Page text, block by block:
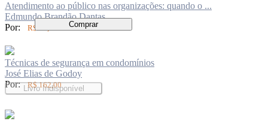
Atendimento ao público nas organizações: quando o ...
Edmundo Brandão Dantas
Por:
R$ 84,00 Comprar
Técnicas de segurança em condomínios
José Elias de Godoy
Por:
R$ 162,00
Livro Indisponível